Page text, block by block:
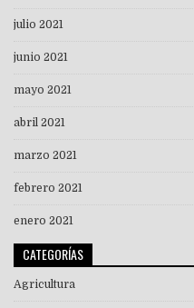
julio 2021
junio 2021
mayo 2021
abril 2021
marzo 2021
febrero 2021
enero 2021
CATEGORÍAS
Agricultura